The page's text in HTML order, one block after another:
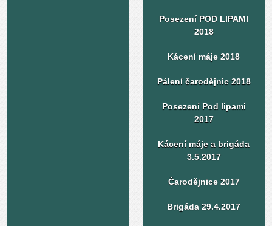
Posezení POD LIPAMI
2018
Kácení máje 2018
Pálení čarodějnic 2018
Posezení Pod lipami
2017
Kácení máje a brigáda
3.5.2017
Čarodějnice 2017
Brigáda 29.4.2017